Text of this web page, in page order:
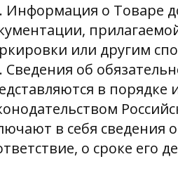
Информация о Товаре
или другим
Сведения об
в порядке
в себя сведения
о сроке его